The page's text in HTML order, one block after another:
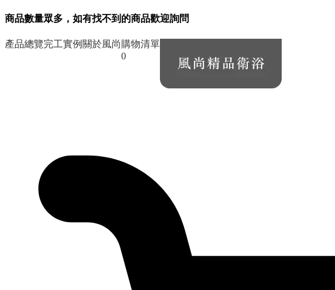
商品數量眾多，如有找不到的商品歡迎詢問
產品總覽完工實例 關於風尚購物清單
0